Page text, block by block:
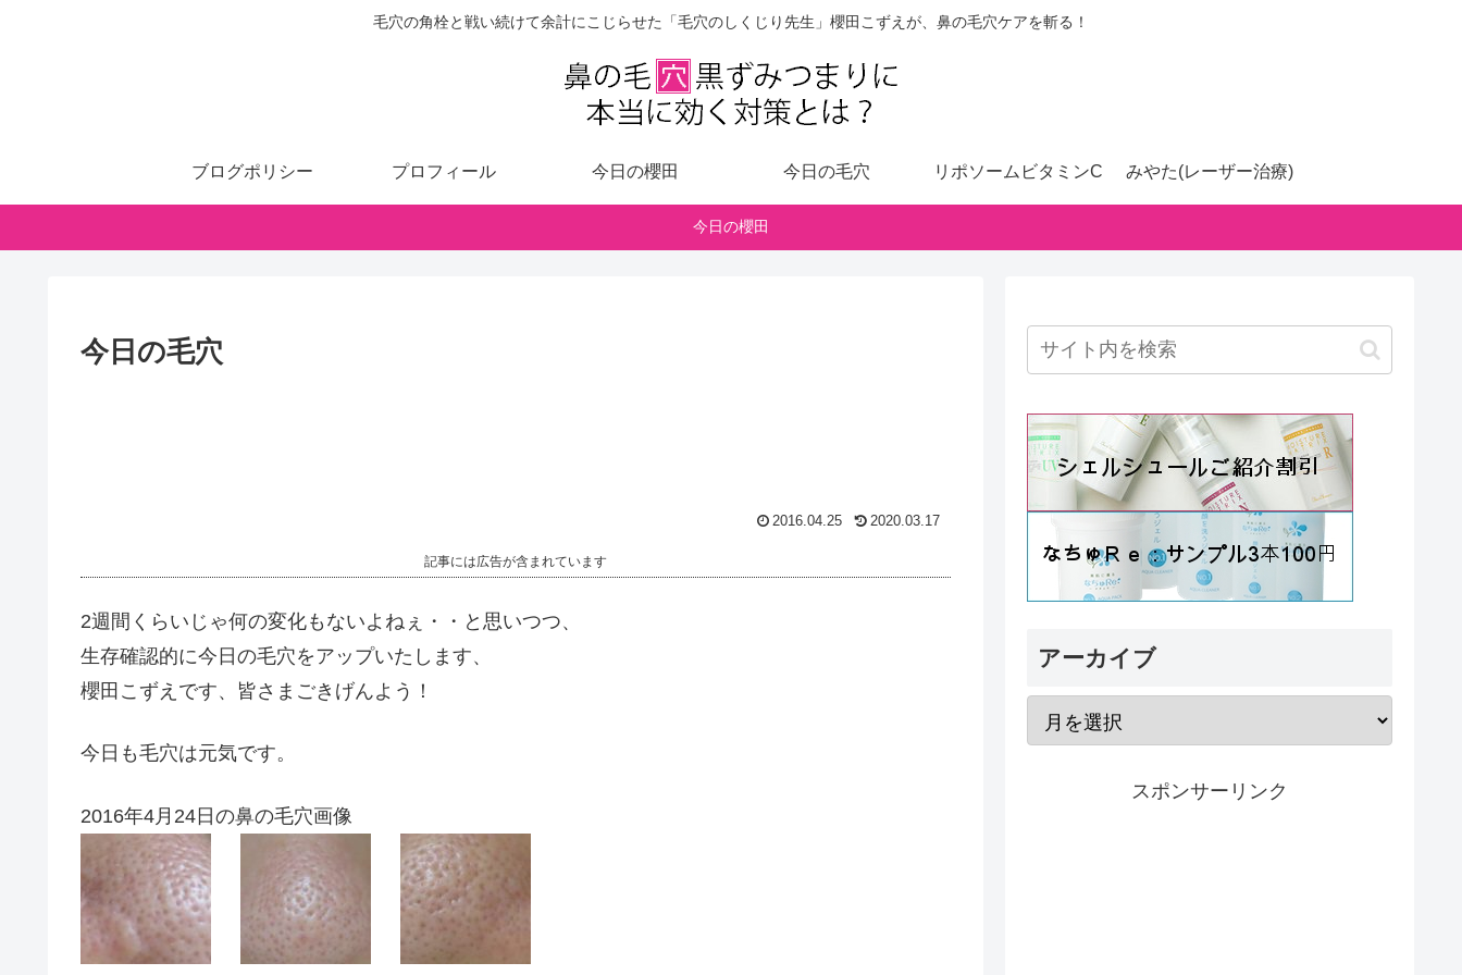
毛穴の角栓と戦い続けて余計にこじらせた「毛穴のしくじり先生」櫻田こずえが、鼻の毛穴ケアを斬る！
ブログポリシー プロフィール 今日の櫻田 今日の毛穴 リポソームビタミンC みやた(レーザー治療)
今日の櫻田
今日の毛穴
2016.04.25 2020.03.17
記事には広告が含まれています
2週間くらいじゃ何の変化もないよねぇ・・と思いつつ、
生存確認的に今日の毛穴をアップいたします、
櫻田こずえです、皆さまごきげんよう！
今日も毛穴は元気です。
2016年4月24日の鼻の毛穴画像
アーカイブ
スポンサーリンク